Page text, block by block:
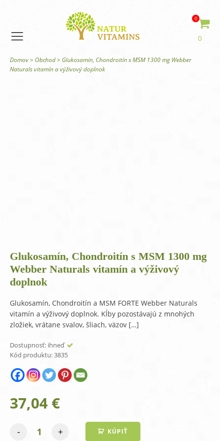
0
0
Domov> Obchod> Glukosamín, Chondroitín s MSM 1300 mg Webber
Naturals vitamín a výživový doplnok
Glukosamín, Chondroitín s MSM 1300 mg
Webber Naturals vitamín a výživový
doplnok
Glukosamín, Chondroitín a MSM FORTE Webber Naturals
vitamín a výživový doplnok. Kĺby pozostávajú z mnohých
zložiek, vrátane svalov, šliach, väzov […]
Dostupnosť: ihneď
Kód produktu:3835
37,04 €
- + KÚPIŤ